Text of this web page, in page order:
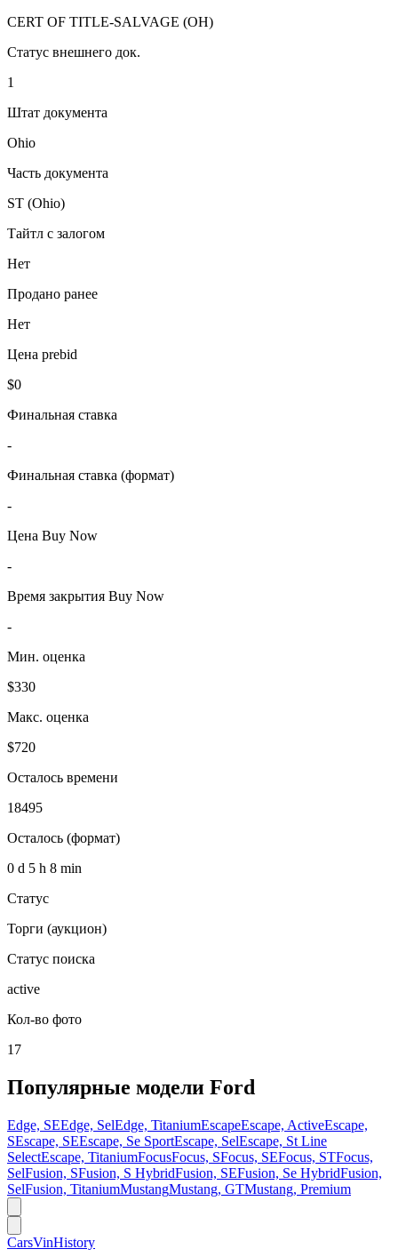
CERT OF TITLE-SALVAGE (OH)
Статус внешнего док.
1
Штат документа
Ohio
Часть документа
ST (Ohio)
Тайтл с залогом
Нет
Продано ранее
Нет
Цена prebid
$0
Финальная ставка
-
Финальная ставка (формат)
-
Цена Buy Now
-
Время закрытия Buy Now
-
Мин. оценка
$330
Макс. оценка
$720
Осталось времени
18495
Осталось (формат)
0 d 5 h 8 min
Статус
Торги (аукцион)
Статус поиска
active
Кол-во фото
17
Популярные модели Ford
Edge, SEEdge, SelEdge, TitaniumEscapeEscape, ActiveEscape,
SEscape, SEEscape, Se SportEscape, SelEscape, St Line
SelectEscape, TitaniumFocusFocus, SFocus, SEFocus, STFocus,
SelFusion, SFusion, S HybridFusion, SEFusion, Se HybridFusion,
SelFusion, TitaniumMustangMustang, GTMustang, Premium
CarsVinHistory